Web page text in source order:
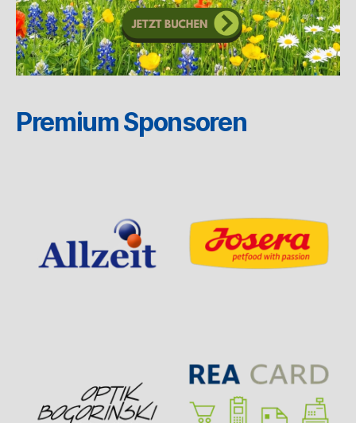
Premium Sponsoren